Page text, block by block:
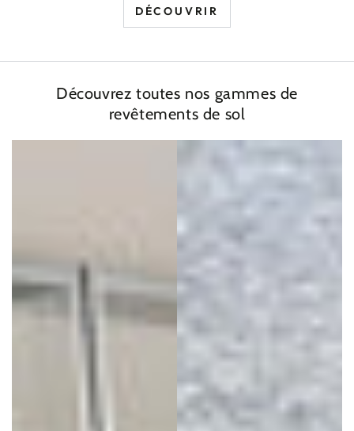
DÉCOUVRIR
Découvrez toutes nos gammes de
revêtements de sol